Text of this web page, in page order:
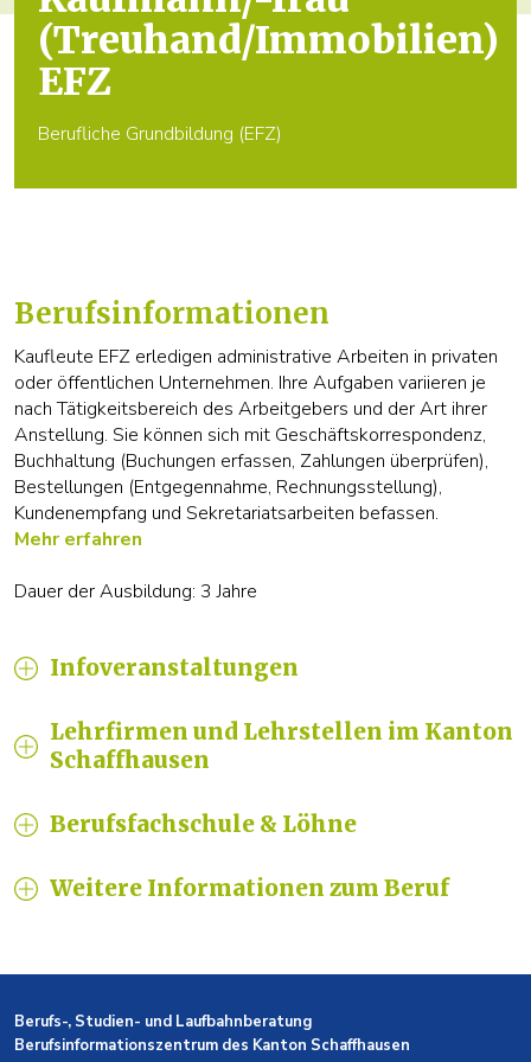
(Treuhand/Immobilien)
EFZ
Berufliche Grundbildung (EFZ)
Berufsinformationen
Kaufleute EFZ erledigen administrative Arbeiten in privaten
oder öffentlichen Unternehmen. Ihre Aufgaben variieren je
nach Tätigkeitsbereich des Arbeitgebers und der Art ihrer
Anstellung. Sie können sich mit Geschäftskorrespondenz,
Buchhaltung (Buchungen erfassen, Zahlungen überprüfen),
Bestellungen (Entgegennahme, Rechnungsstellung),
Kundenempfang und Sekretariatsarbeiten befassen.
Mehr erfahren
Dauer der Ausbildung: 3 Jahre
Infoveranstaltungen
Lehrfirmen und Lehrstellen im Kanton
Schaffhausen
Berufsfachschule & Löhne
Weitere Informationen zum Beruf
Berufs-, Studien- und Laufbahnberatung
Berufsinformationszentrum des Kanton Schaffhausen